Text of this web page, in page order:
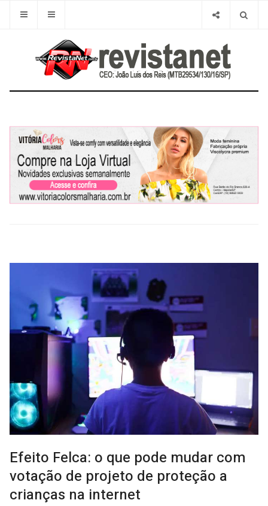
Efeito Felca: o que pode mudar com
votação de projeto de proteção a
crianças na internet